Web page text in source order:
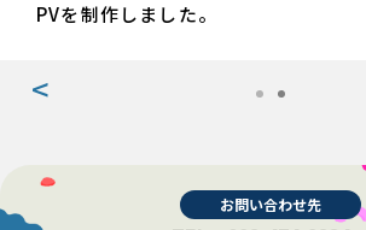
PVを制作しました。
お問い合わせ先